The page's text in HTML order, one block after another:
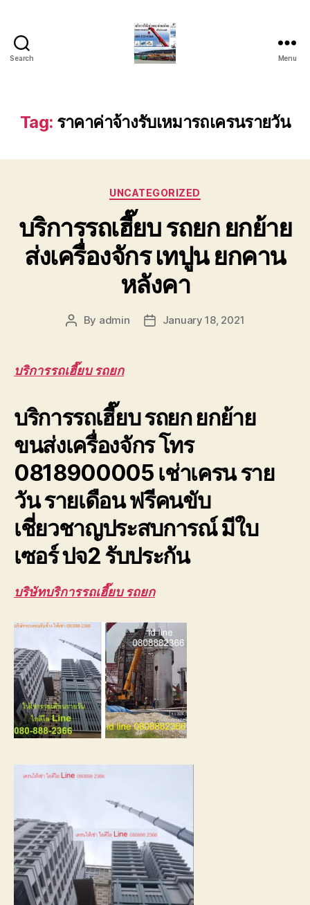
Search
รถ
เครน
เฮี๊ยบ
สไลด์
เครื่องจักร
โทร
0818900005
Menu
Tag: ราคาค่าจ้างรับเหมารถเครนรายวัน
Categories
UNCATEGORIZED
บริการรถเฮี๊ยบ รถยก ยกย้าย
ส่งเครื่องจักร เทปูน ยกคาน
หลังคา
Post
By admin
PostJanuary 18, 2021
บริการรถเฮี๊ยบ รถยก
บริการรถเฮี๊ยบ รถยก ยกย้าย
ขนส่งเครื่องจักร โทร
0818900005 เช่าเครน ราย
วัน รายเดือน ฟรีคนขับ
เชี่ยวชาญประสบการณ์ มีใบ
เซอร์ ปจ2 รับประกัน
บริษัทบริการรถเฮี๊ยบ รถยก